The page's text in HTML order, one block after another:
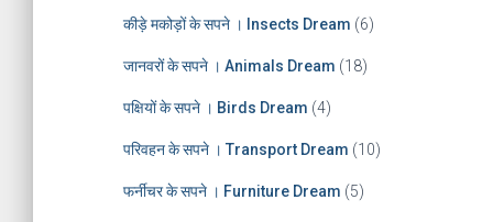
कीड़े मकोड़ों के सपने । Insects Dream (6)
जानवरों के सपने । Animals Dream (18)
पक्षियों के सपने । Birds Dream (4)
परिवहन के सपने । Transport Dream (10)
फर्नीचर के सपने । Furniture Dream (5)